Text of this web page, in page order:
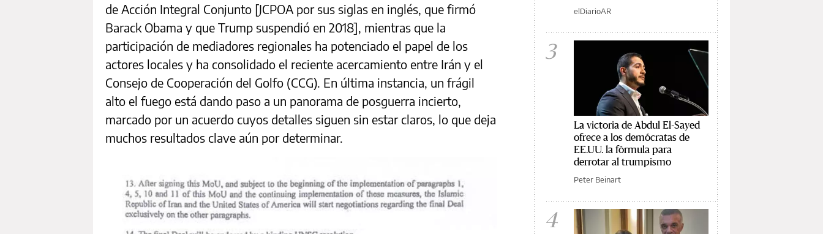
de Acción Integral Conjunto [JCPOA por sus siglas en inglés, que firmó
Barack Obama y que Trump suspendió en 2018], mientras que la
participación de mediadores regionales ha potenciado el papel de los
actores locales y ha consolidado el reciente acercamiento entre Irán y el
Consejo de Cooperación del Golfo (CCG). En última instancia, un frágil
alto el fuego está dando paso a un panorama de posguerra incierto,
marcado por un acuerdo cuyos detalles siguen sin estar claros, lo que deja
muchos resultados clave aún por determinar.
elDiarioAR
3
La victoria de Abdul El-Sayed
ofrece a los demócratas de
EE.UU. la fórmula para
derrotar al trumpismo
Peter Beinart
4